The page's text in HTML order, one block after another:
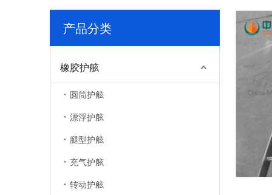
产品分类
橡胶护舷
圆筒护舷
漂浮护舷
腿型护舷
充气护舷
转动护舷